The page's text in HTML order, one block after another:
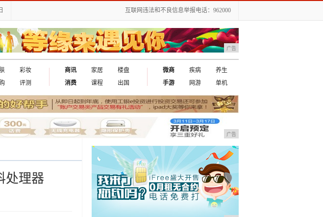
互联网违法和不良信息举报电话：962000
广告
彩妆
评测
商讯 家居
楼盘
消费
课程 出国
微商 疾病
养生
手游
网游 单机
广告
处理器